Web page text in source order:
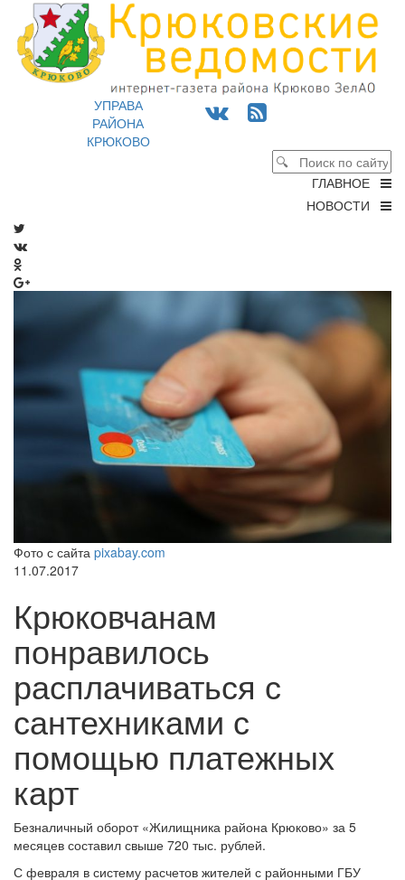
УПРАВА
РАЙОНА
КРЮКОВО
ГЛАВНОЕ
НОВОСТИ
Фото с сайта pixabay.com
11.07.2017
Крюковчанам
понравилось
расплачиваться с
сантехниками с
помощью платежных
карт
Безналичный оборот «Жилищника района Крюково» за 5
месяцев составил свыше 720 тыс. рублей.
С февраля в систему расчетов жителей с районными ГБУ